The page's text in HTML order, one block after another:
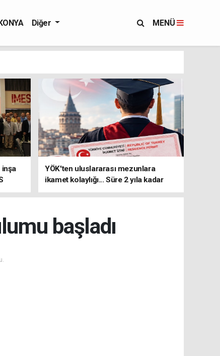
Diğer MENÜ
inşa
YÖK'ten uluslararası mezunlara
ikamet kolaylığı... Süre 2 yıla kadar
uzatılabilecek
başladı